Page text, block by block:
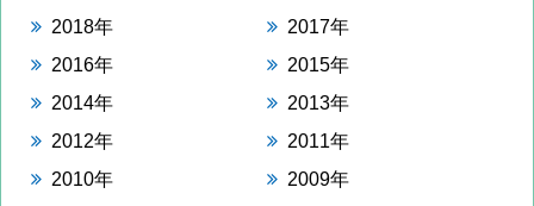
2018年
2017年
2016年
2015年
2014年
2013年
2012年
2011年
2010年
2009年